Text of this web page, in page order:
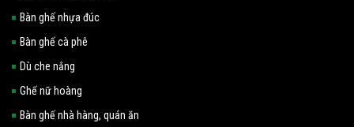
Bàn ghế nhựa đúc
Bàn ghế cà phê
Dù che nắng
Ghế nữ hoàng
Bàn ghế nhà hàng, quán ăn